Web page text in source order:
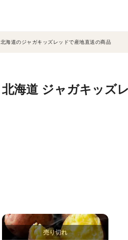
北海道のジャガキッズレッドで産地直送の商品
北海道 ジャガキッズ